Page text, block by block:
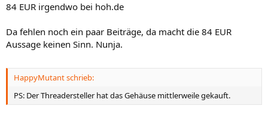
84 EUR irgendwo bei hoh.de
Da fehlen noch ein paar Beiträge, da macht die 84 EUR
Aussage keinen Sinn. Nunja.
HappyMutant schrieb:
PS: Der Threadersteller hat das Gehäuse mittlerweile gekauft.